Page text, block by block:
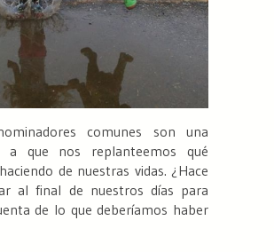
comunes son una
a que nos replanteemos qué
de nuestras vidas. ¿Hace
al final de nuestros días para
de lo que deberíamos haber